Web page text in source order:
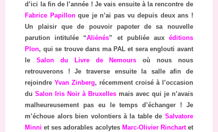
d’ici la fin de l’année ! Je vais ensuite à la rencontre de
Fabrice Papillonque je n’ai pas vu depuis deux ans !
Un plaisir que de pouvoir papoter de sa nouvelle
parution intitulée “Aliénés” et publiée aux éditions
Plon, qui se trouve dans ma PAL et sera englouti avant
leSalon du Livre de Nemours où nous nous
retrouverons ! Je traverse ensuite la salle afin de
rejoindreYvan Zinberg, récemment croisé à l’occasion
duSalon Iris Noir à Bruxelles mais avec qui je n’avais
malheureusement pas eu le temps d’échanger ! Je
m’échoue alors bien volontiers à la table de Salvatore
Minni et ses adorables acolytes Marc-Olivier Rinchartet